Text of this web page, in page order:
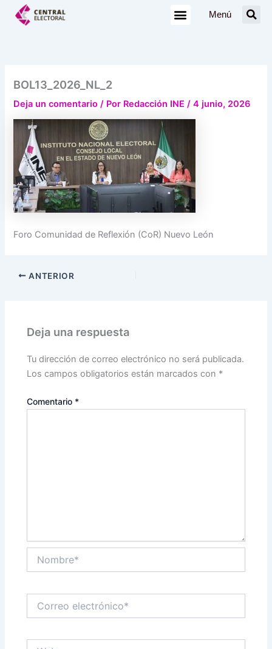
Menú
BOL13_2026_NL_2
Deja un comentario / Por Redacción INE/4 junio, 2026
Foro Comunidad de Reflexión (CoR) Nuevo León
ANTERIOR
Deja una respuesta
Tu dirección de correo electrónico no será publicada.
Los campos obligatorios están marcados con *
Comentario *
electrónico*